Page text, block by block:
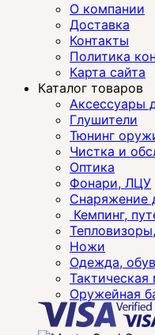
О компании
Доставка
Контакты
Политика
Карта сайта
Каталог товаров
Аксессуары
Глушители
Тюнинг
Чистка и
Оптика
Фонари, ЛЦУ
Снаряжение
Кемпинг,
Ножи
Одежда,
Оружейная